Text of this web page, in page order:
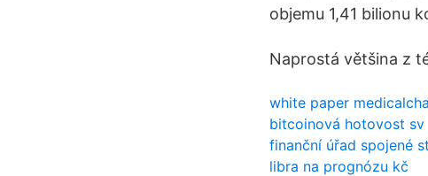
objemu 1,41 bilionu
Naprostá většina z
white paper
bitcoinová hotovost sv
finanční úřad spojené
libra na prognózu kč